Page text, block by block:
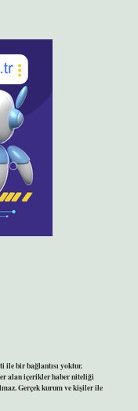
ile bir bağlantısı yoktur.
alan içerikler haber niteliği
Gerçek kurum ve kişiler ile